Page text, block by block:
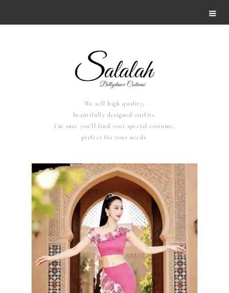
We sell high quality,
beautifully designed outfits.
I'm sure you'll find your special costume,
perfect for your needs.